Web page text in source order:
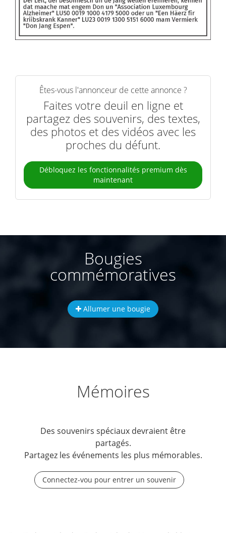
Êtes-vous l'annonceur de cette annonce ?
Faites votre deuil en ligne et
partagez des souvenirs, des textes,
des photos et des vidéos avec les
proches du défunt.
Débloquez les fonctionnalités premium dès
maintenant
Bougies
commémoratives
Allumer une bougie
Mémoires
Des souvenirs spéciaux devraient être
partagés.
Partagez les événements les plus mémorables.
Connectez-vou pour entrer un souvenir